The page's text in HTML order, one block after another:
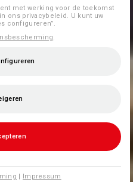
met werking voor de toekomst
in ons privacybeleid. U kunt uw
configureren”.
.
| Impressum